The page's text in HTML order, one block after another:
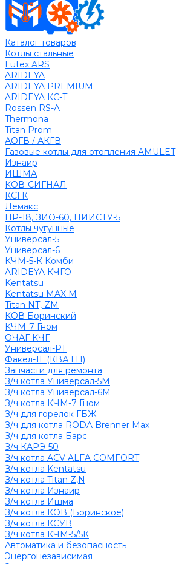
Каталог товаров
Котлы стальные
Lutex ARS
ARIDEYA
ARIDEYA PREMIUM
ARIDEYA КС-Т
Rossen RS-A
Thermona
Titan Prom
АОГВ / АКГВ
Газовые котлы для отопления AMULET
Изнаир
ИШМА
КОВ-СИГНАЛ
КСГК
Лемакс
НР-18, ЗИО-60, НИИСТУ-5
Котлы чугунные
Универсал-5
Универсал-6
КЧМ-5-К Комби
ARIDEYA КЧГО
Kentatsu
Kentatsu MAX M
Titan NT, ZM
КОВ Боринский
КЧМ-7 Гном
ОЧАГ КЧГ
Универсал-РТ
Факел-1Г (КВА ГН)
Запчасти для ремонта
З/ч котла Универсал-5М
З/ч котла Универсал-6М
З/ч котла КЧМ-7 Гном
З/ч для горелок ГБЖ
З/ч для котла RODA Brenner Max
З/ч для котла Барс
З/ч КАРЭ-50
З/ч котла ACV ALFA COMFORT
З/ч котла Kentatsu
З/ч котла Titan Z,N
З/ч котла Изнаир
З/ч котла Ишма
З/ч котла КОВ (Боринское)
З/ч котла КСУВ
З/ч котла КЧМ-5/5К
Автоматика и безопасность
Энергонезависимая